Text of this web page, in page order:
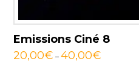
Emissions Ciné 8
20,00€ –40,00€